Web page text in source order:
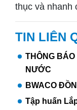
thục và nhanh
TIN LIÊN
THÔNG
NƯỚC
BWACO
Tập huấn